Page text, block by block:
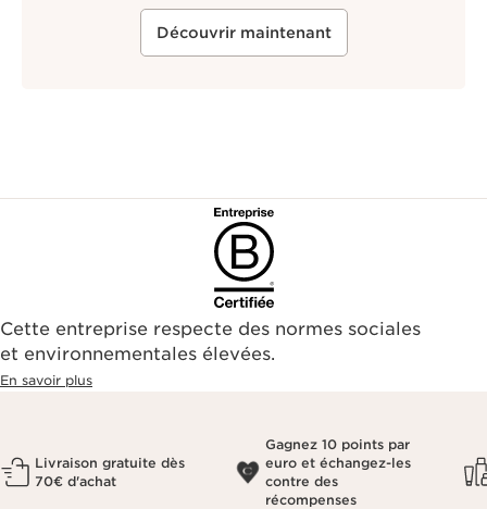
Découvrir maintenant
Cette entreprise respecte des normes sociales
et environnementales élevées.
En savoir plus
Livraison gratuite dès
70€ d'achat
Gagnez 10 points par
euro et échangez-les
contre des
récompenses